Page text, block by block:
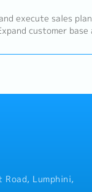
execute sales
customer
market trends to
product
promptly.-
satisfaction.-
with
Ensure high levels
Lumphini,